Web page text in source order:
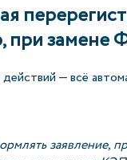
при замене
— всё
заявление,